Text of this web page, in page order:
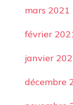
mars 2021
février
janvier
décembre